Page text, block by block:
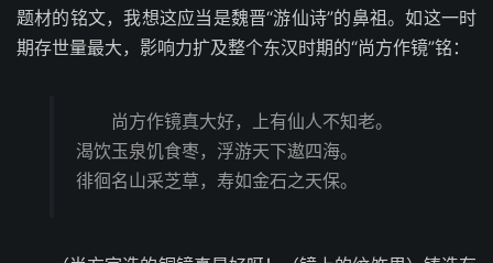
题材的铭文，我想这应当是魏晋“游仙诗”的鼻祖。如这一时
期存世量最大，影响力扩及整个东汉时期的“尚方作镜”铭：
尚方作镜真大好，上有仙人不知老。
渴饮玉泉饥食枣，浮游天下遨四海。
徘徊名山采芝草，寿如金石之天保。